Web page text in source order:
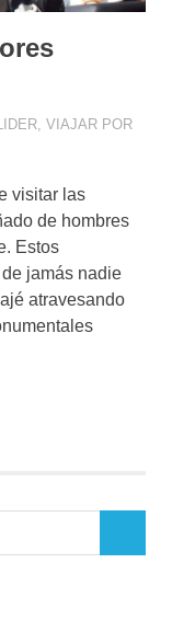
, VIAJAR POR
visitar las
de hombres
Estos
jamás nadie
atravesando